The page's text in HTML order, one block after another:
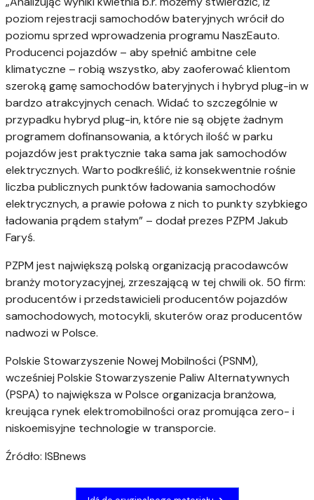
poziom rejestracji samochodów bateryjnych wrócił do
poziomu sprzed wprowadzenia programu NaszEauto.
Producenci pojazdów – aby spełnić ambitne cele
klimatyczne – robią wszystko, aby zaoferować klientom
szeroką gamę samochodów bateryjnych i hybryd plug-in w
bardzo atrakcyjnych cenach. Widać to szczególnie w
przypadku hybryd plug-in, które nie są objęte żadnym
programem dofinansowania, a których ilość w parku
pojazdów jest praktycznie taka sama jak samochodów
elektrycznych. Warto podkreślić, iż konsekwentnie rośnie
liczba publicznych punktów ładowania samochodów
elektrycznych, a prawie połowa z nich to punkty szybkiego
ładowania prądem stałym” – dodał prezes PZPM Jakub
Faryś.
PZPM jest największą polską organizacją pracodawców
branży motoryzacyjnej, zrzeszającą w tej chwili ok. 50 firm:
producentów i przedstawicieli producentów pojazdów
samochodowych, motocykli, skuterów oraz producentów
nadwozi w Polsce.
Polskie Stowarzyszenie Nowej Mobilności (PSNM),
wcześniej Polskie Stowarzyszenie Paliw Alternatywnych
(PSPA) to największa w Polsce organizacja branżowa,
kreująca rynek elektromobilności oraz promująca zero- i
niskoemisyjne technologie w transporcie.
Źródło: ISBnews